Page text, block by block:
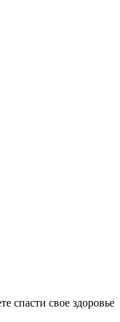
спасти свое здоровье